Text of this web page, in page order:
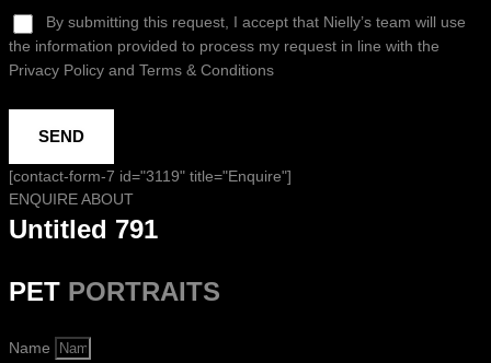
By submitting this request, I accept that Nielly’s team will use
the information provided to process my request in line with the
Privacy Policy and Terms & Conditions
SEND
[contact-form-7 id="3119" title="Enquire"]
ENQUIRE ABOUT
Untitled 791
PET PORTRAITS
Name